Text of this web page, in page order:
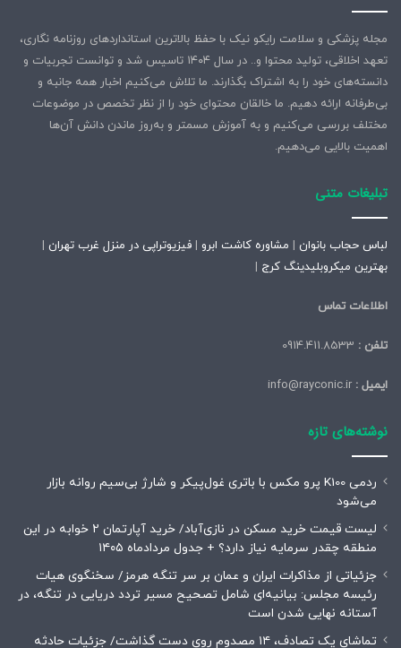
مجله پزشکی و سلامت رایکو نیک با حفظ بالاترین استانداردهای روزنامه نگاری،
تعهد اخلاقی، تولید محتوا و.. در سال ۱۴۰۴ تاسیس شد و توانست تجربیات و
دانسته‌های خود را به اشتراک بگذارند. ما تلاش می‌کنیم اخبار همه جانبه و
بی‌طرفانه ارائه دهیم. ما خالقان محتوای خود را از نظر تخصص در موضوعات
مختلف بررسی می‌کنیم و به آموزش مسمتر و به‌روز ماندن دانش آن‌ها
اهمیت بالایی می‌دهیم.
تبلیغات متنی
لباس حجاب بانوان | مشاوره کاشت ابرو | فیزیوتراپی در منزل غرب تهران |
بهترین میکروبلیدینگ کرج |
اطلاعات تماس
تلفن :
ایمیل :
نوشته‌های تازه
ردمی K100 پرو مکس با باتری غول‌پیکر و شارژ بی‌سیم روانه بازار
می‌شود
لیست قیمت خرید مسکن در نازی‌آباد/ خرید آپارتمان ۲ خوابه در این
منطقه چقدر سرمایه نیاز دارد؟ + جدول مردادماه ۱۴۰۵
جزئیاتی از مذاکرات ایران و عمان بر سر تنگه هرمز/ سخنگوی هیات
رئیسه مجلس: بیانیه‌ای شامل تصحیح مسیر تردد دریایی در تنگه، در
آستانه نهایی شدن است
تماشای یک تصادف، ۱۴ مصدوم روی دست گذاشت/ جزئیات حادثه